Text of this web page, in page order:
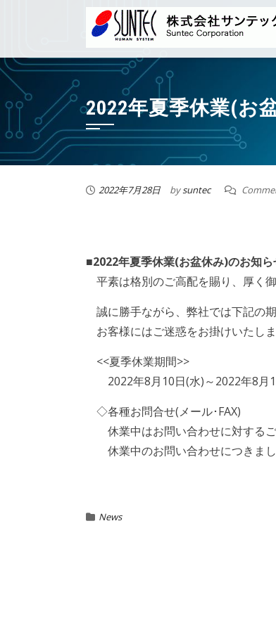
2022年夏季休業(お
2022年7月28日 bysuntec
■2022年夏季休業(お盆休み)のお知ら
平素は格別のご高配を賜り、厚く
誠に勝手ながら、弊社では下記の
お客様にはご迷惑をお掛けいたし
<<夏季休業期間>>
2022年8月10日(水)～2022年8月
◇各種お問合せ(メール･FAX)
休業中はお問い合わせに対する
休業中のお問い合わせにつきま
News